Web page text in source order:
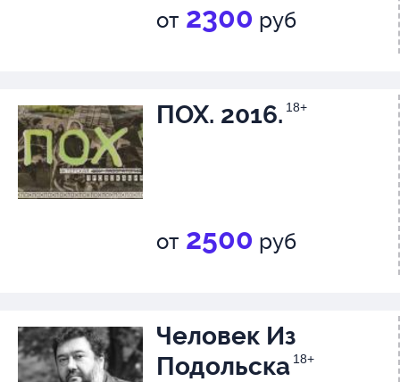
от 2300 руб
ПОХ. 2016. 18+
от 2500 руб
Человек Из
Подольска 18+